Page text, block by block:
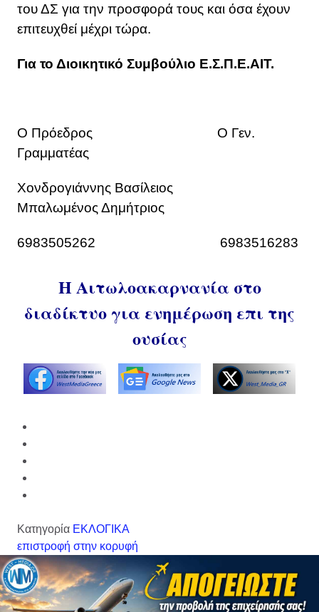
του ΔΣ για την προσφορά τους και όσα έχουν
επιτευχθεί μέχρι τώρα.
Για το Διοικητικό Συμβούλιο Ε.Σ.Π.Ε.ΑΙΤ.
Ο Πρόεδρος Ο Γεν.
Γραμματέας
Χονδρογιάννης Βασίλειος
Μπαλωμένος Δημήτριος
6983505262 6983516283
Η Αιτωλοακαρνανία στο
διαδίκτυο για ενημέρωση επι της
ουσίας
Κατηγορία ΕΚΛΟΓΙΚΑ
επιστροφή στην κορυφή